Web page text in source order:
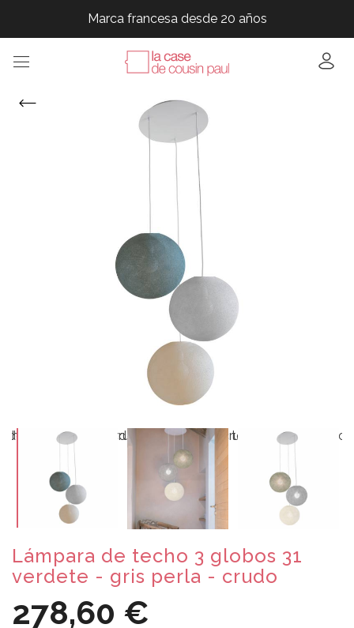
Marca francesa desde 20 años
Marca francesa desde 20 años
Marca francesa desde 20 años
Lámpara de techo 3 globos 31
verdete - gris perla - crudo
278,60 €